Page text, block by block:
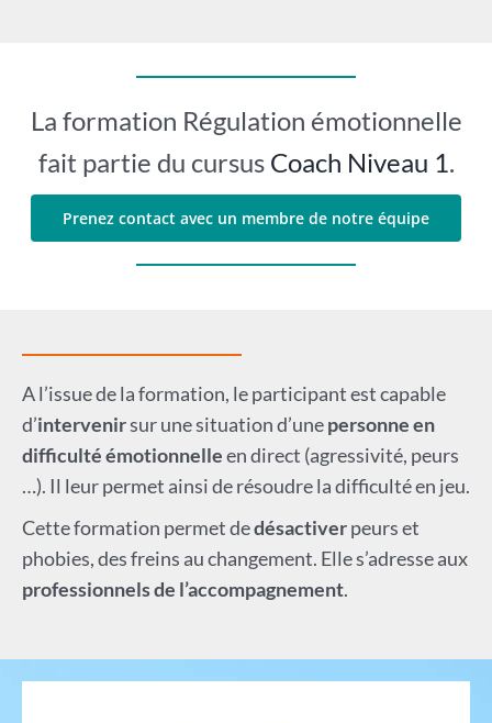
La formation Régulation émotionnelle
fait partie du cursus Coach Niveau 1.
Prenez contact avec un membre de notre équipe
A l’issue de la formation, le participant est capable
d’intervenirsur une situation d’unepersonne en
difficulté émotionnelleen direct (agressivité, peurs
…). Il leur permet ainsi de résoudre la difficulté en jeu.
Cette formation permet dedésactiverpeurs et
phobies, des freins au changement. Elle s’adresse aux
professionnels de l’accompagnement.